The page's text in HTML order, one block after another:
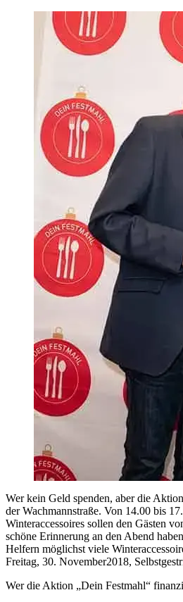
Wer kein Geld spenden, aber die
der Wachmannstraße. Von 14.00 bis
Winteraccessoires sollen den Gästen
schöne Erinnerung an den Abend
Helfern möglichst viele
Freitag, 30. November2018,
Wer die Aktion „Dein Festmahl“